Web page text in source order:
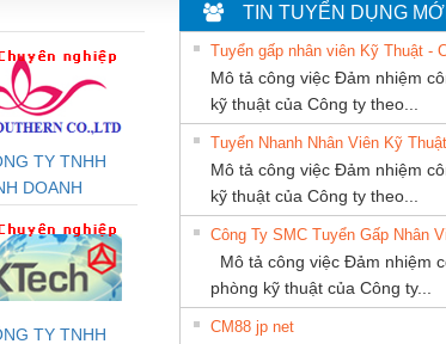
Tín Hiệu
Phoenix
PSI-REP-
12MB -
Rơ Le An Toàn
Phoenix Contact
2986960 – PSR-
SCP-
24DC/FSP/2X1/1X2
Bộ giám sát chuỗi
tấm pin
TRANSCLINIC
1K5 L
TY TNHH
DOANH
NAM
TY TNHH
CÔNG TY TNHH
THƯƠNG MẠI
THIÊN ÂN VIỆT
NAM
Cty TNHH TM
Ba Miền
CONG TY TNHH
TIN TUYỂN DỤNG MỚI
Mô tả công việc Đảm nhiệm
kỹ thuật của Công ty theo...
Tuyển Nhanh Nhân Viên Kỹ
Mô tả công việc Đảm nhiệm
kỹ thuật của Công ty theo...
Mô tả công việc Đảm nhiệm
phòng kỹ thuật của Công ty...
CM88 jp net